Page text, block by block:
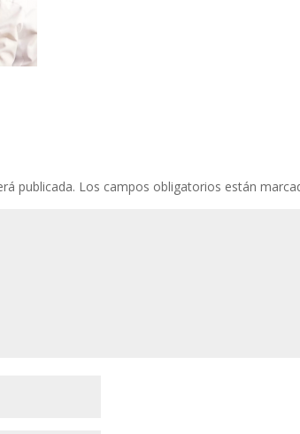
publicada. Los campos obligatorios están